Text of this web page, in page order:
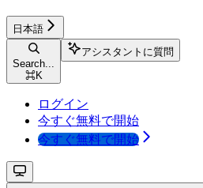
日本語
Search...
⌘K
アシスタントに質問
ログイン
今すぐ無料で開始
今すぐ無料で開始